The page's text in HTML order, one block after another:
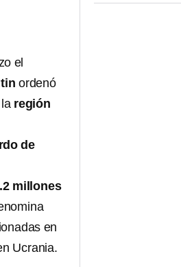
el
ordenó
región
de
millones
en
Ucrania.